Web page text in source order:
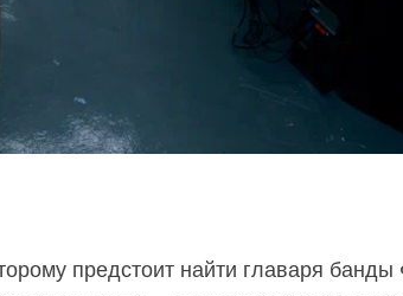
предстоит найти главаря